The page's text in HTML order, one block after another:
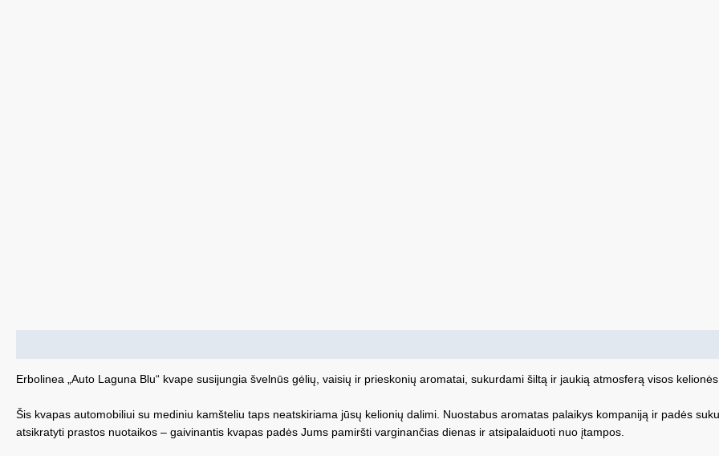
Erbolinea „Auto Laguna Blu“ kvape susijungia švelnūs gėlių, vaisių ir prieskonių aromatai, sukurdami šiltą ir jaukią atmosferą visos
Šis kvapas automobiliui su mediniu kamšteliu taps neatskiriama jūsų kelionių dalimi. Nuostabus aromatas palaikys kompaniją ir padės
atsikratyti prastos nuotaikos – gaivinantis kvapas padės Jums pamiršti varginančias dienas ir atsipalaiduoti nuo įtampos.